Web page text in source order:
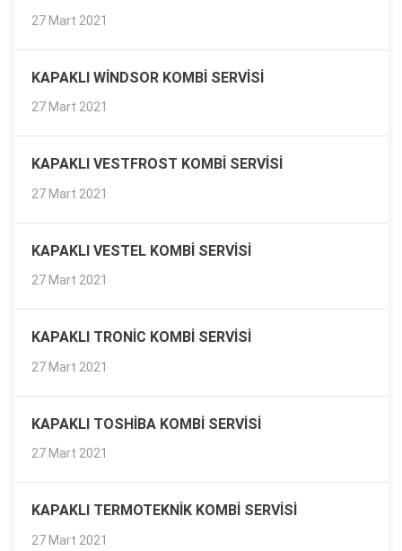
27 Mart 2021
KAPAKLI WINDSOR KOMBI SERVISI
27 Mart 2021
KAPAKLI VESTFROST KOMBI SERVISI
27 Mart 2021
KAPAKLI VESTEL KOMBI SERVISI
27 Mart 2021
KAPAKLI TRONIC KOMBI SERVISI
27 Mart 2021
KAPAKLI TOSHIBA KOMBI SERVISI
27 Mart 2021
KAPAKLI TERMOTEKNIK KOMBI SERVISI
27 Mart 2021